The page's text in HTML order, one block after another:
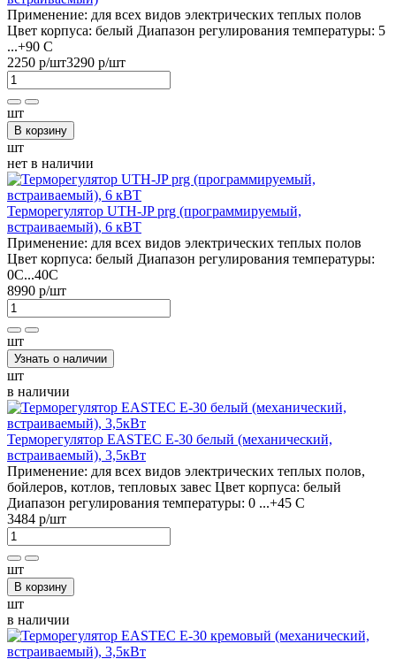
Применение: для всех видов электрических теплых полов
Цвет корпуса: белый Диапазон регулирования температуры: 5
...+90 С
2250 р/шт3290 р/шт
шт
В корзину
шт
нет в наличии
Терморегулятор UTH-JP prg (программируемый,
встраиваемый), 6 кВТ
Применение: для всех видов электрических теплых полов
Цвет корпуса: белый Диапазон регулирования температуры:
0С...40С
8990 р/шт
шт
Узнать о наличии
шт
в наличии
Терморегулятор EASTEC Е-30 белый (механический,
встраиваемый), 3,5кВт
Применение: для всех видов электрических теплых полов,
бойлеров, котлов, тепловых завес Цвет корпуса: белый
Диапазон регулирования температуры: 0 ...+45 С
3484 р/шт
шт
В корзину
шт
в наличии